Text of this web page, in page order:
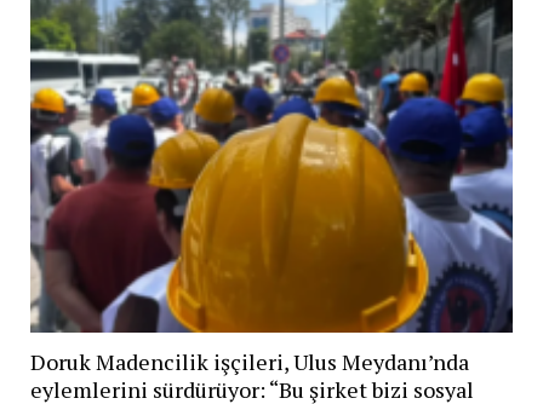
Doruk Madencilik işçileri, Ulus Meydanı’nda
eylemlerini sürdürüyor: “Bu şirket bizi sosyal